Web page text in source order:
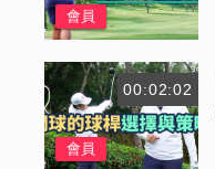
會員
00:02:02
會員